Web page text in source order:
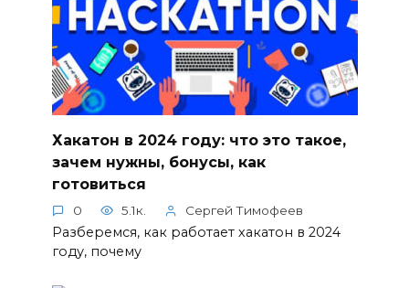
Хакатон в 2024 году: что это такое,
зачем нужны, бонусы, как
готовиться
0 5.1к. Сергей Тимофеев
Разберемся, как работает хакатон в 2024
году, почему